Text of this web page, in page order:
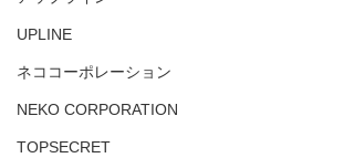
UPLINE
ネココーポレーション
NEKO CORPORATION
TOPSECRET